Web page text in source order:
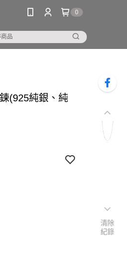
0
(925純銀、純
清除
紀錄